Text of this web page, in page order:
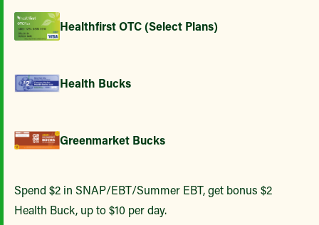
Healthfirst OTC (Select Plans)
Health Bucks
Greenmarket Bucks
Spend $2 in SNAP/EBT/Summer EBT, get bonus $2
Health Buck, up to $10 per day.